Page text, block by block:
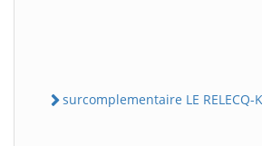
surcomplementaire LE RELECQ-